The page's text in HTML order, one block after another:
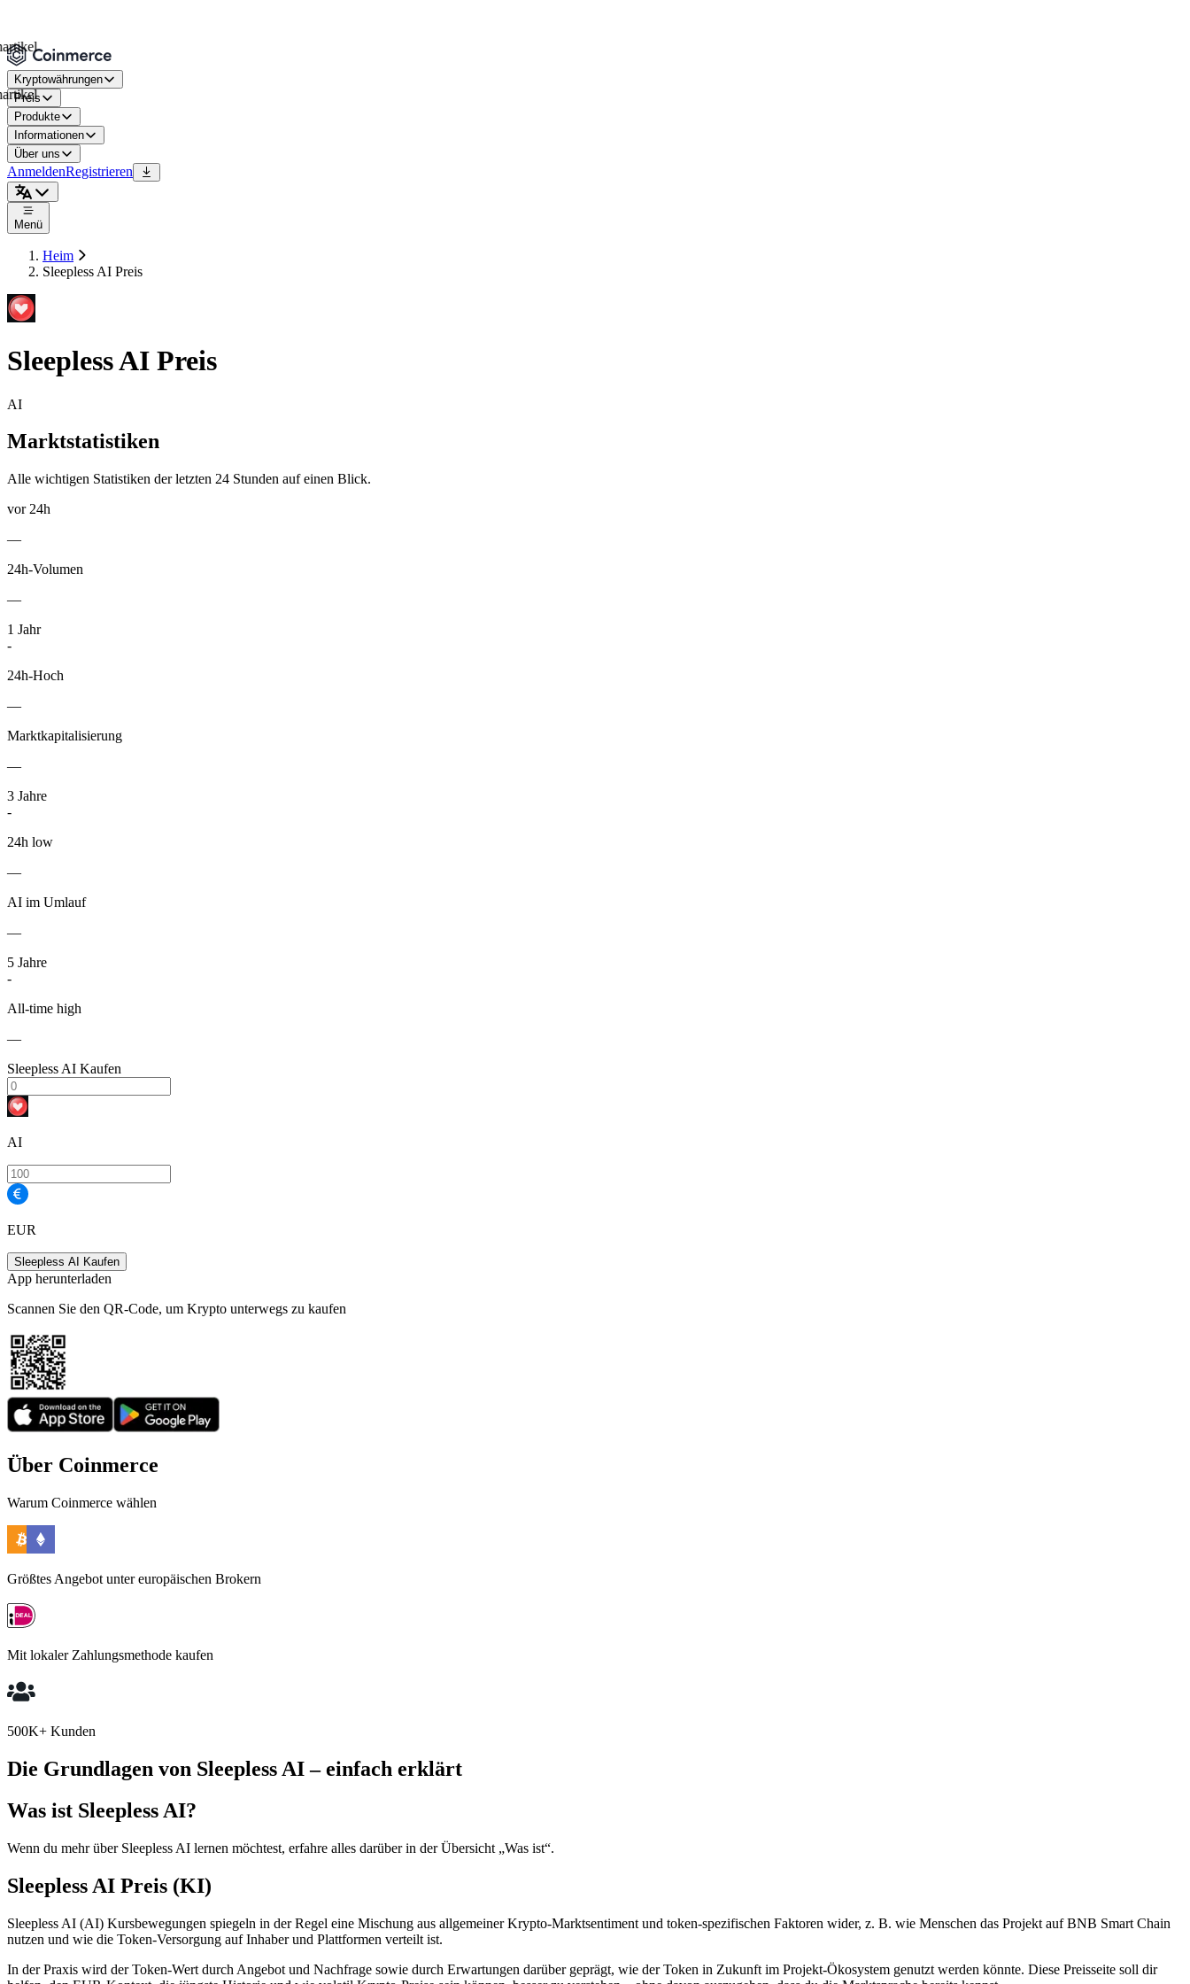
Kryptowährungen
Preis
Produkte
Informationen
Über uns
AnmeldenRegistrieren
Menü
Heim
Sleepless AI Preis
Sleepless AI Preis
AI
Marktstatistiken
Alle wichtigen Statistiken der letzten 24 Stunden auf einen Blick.
vor 24h
—
24h-Volumen
—
1 Jahr
-
24h-Hoch
—
Marktkapitalisierung
—
3 Jahre
-
24h low
—
AI im Umlauf
—
5 Jahre
-
All-time high
—
Sleepless AI Kaufen
AI
EUR
Sleepless AI Kaufen
App herunterladen
Scannen Sie den QR-Code, um Krypto unterwegs zu kaufen
Über Coinmerce
Warum Coinmerce wählen
Größtes Angebot unter europäischen Brokern
Mit lokaler Zahlungsmethode kaufen
500K+ Kunden
Die Grundlagen von Sleepless AI – einfach erklärt
Was ist Sleepless AI?
Wenn du mehr über Sleepless AI lernen möchtest, erfahre alles darüber in der Übersicht „Was ist“.
Sleepless AI Preis (KI)
Sleepless AI (AI) Kursbewegungen spiegeln in der Regel eine Mischung aus allgemeiner Krypto-Marktsentiment und token-spezifischen Faktoren wider, z. B. wie Menschen das Projekt auf BNB Smart Chain
nutzen und wie die Token-Versorgung auf Inhaber und Plattformen verteilt ist.
In der Praxis wird der Token-Wert durch Angebot und Nachfrage sowie durch Erwartungen darüber geprägt, wie der Token in Zukunft im Projekt-Ökosystem genutzt werden könnte. Diese Preisseite soll dir